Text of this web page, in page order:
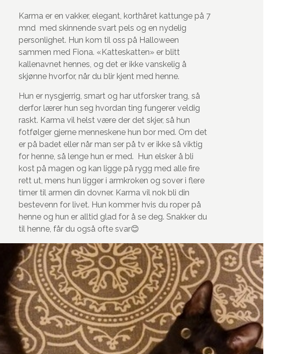
Karma er en vakker, elegant, korthåret kattunge på 7
mnd med skinnende svart pels og en nydelig
personlighet. Hun kom til oss på Halloween
sammen med Fiona. «Katteskatten» er blitt
kallenavnet hennes, og det er ikke vanskelig å
skjønne hvorfor, når du blir kjent med henne.
Hun er nysgjerrig, smart og har utforsker trang, så
derfor lærer hun seg hvordan ting fungerer veldig
raskt. Karma vil helst være der det skjer, så hun
fotfølger gjerne menneskene hun bor med. Om det
er på badet eller når man ser på tv er ikke så viktig
for henne, så lenge hun er med. Hun elsker å bli
kost på magen og kan ligge på rygg med alle fire
rett ut, mens hun ligger i armkroken og sover i flere
timer til armen din dovner. Karma vil nok bli din
bestevenn for livet. Hun kommer hvis du roper på
henne og hun er alltid glad for å se deg. Snakker du
til henne, får du også ofte svar😊